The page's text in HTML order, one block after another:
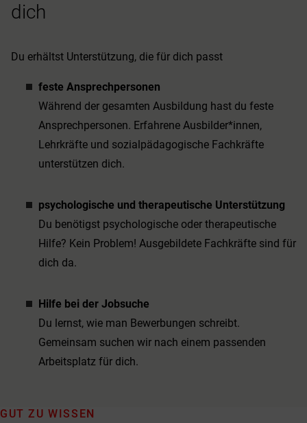
dich
Du erhältst Unterstützung, die für dich passt
feste Ansprechpersonen
Während der gesamten Ausbildung hast du feste
Ansprechpersonen. Erfahrene Ausbilder*innen,
Lehrkräfte und sozialpädagogische Fachkräfte
unterstützen dich.
psychologische und therapeutische Unterstützung
Du benötigst psychologische oder therapeutische
Hilfe? Kein Problem! Ausgebildete Fachkräfte sind für
dich da.
Hilfe bei der Jobsuche
Du lernst, wie man Bewerbungen schreibt.
Gemeinsam suchen wir nach einem passenden
Arbeitsplatz für dich.
GUT ZU WISSEN